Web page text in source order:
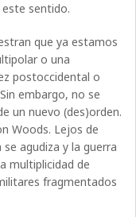
este sentido.
que ya estamos
o una
postoccidental o
embargo, no se
un nuevo (des)orden.
Woods. Lejos de
agudiza y la guerra
multiplicidad de
fragmentados